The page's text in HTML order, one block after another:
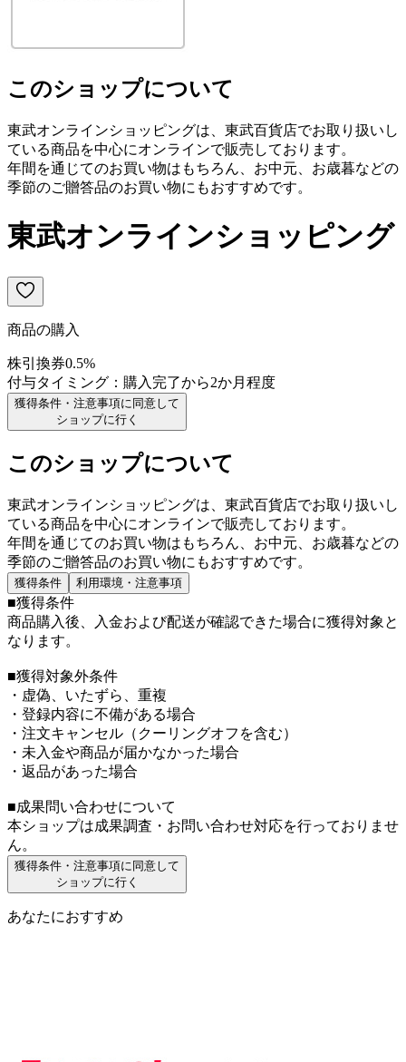
このショップについて
東武オンラインショッピングは、東武百貨店でお取り扱いし
ている商品を中心にオンラインで販売しております。
年間を通じてのお買い物はもちろん、お中元、お歳暮などの
季節のご贈答品のお買い物にもおすすめです。
東武オンラインショッピング
商品の購入
株引換券0.5%
付与タイミング： 購入完了から2か月程度
獲得条件・注意事項に同意して
ショップに行く
このショップについて
東武オンラインショッピングは、東武百貨店でお取り扱いし
ている商品を中心にオンラインで販売しております。
年間を通じてのお買い物はもちろん、お中元、お歳暮などの
季節のご贈答品のお買い物にもおすすめです。
獲得条件 利用環境・注意事項
■獲得条件
商品購入後、入金および配送が確認できた場合に獲得対象と
なります。
■獲得対象外条件
・虚偽、いたずら、重複
・登録内容に不備がある場合
・注文キャンセル（クーリングオフを含む）
・未入金や商品が届かなかった場合
・返品があった場合
■成果問い合わせについて
本ショップは成果調査・お問い合わせ対応を行っておりませ
ん。
獲得条件・注意事項に同意して
ショップに行く
あなたにおすすめ